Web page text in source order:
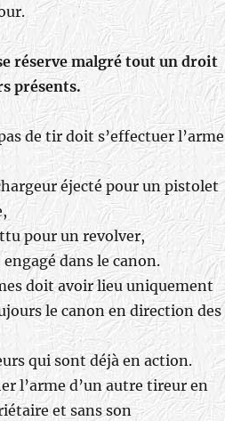
réserve malgré tout un droit
présents.
de tir doit s’effectuer l’arme
éjecté pour un pistolet
pour un revolver,
dans le canon.
doit avoir lieu uniquement
le canon en direction des
qui sont déjà en action.
l’arme d’un autre tireur en
et sans son